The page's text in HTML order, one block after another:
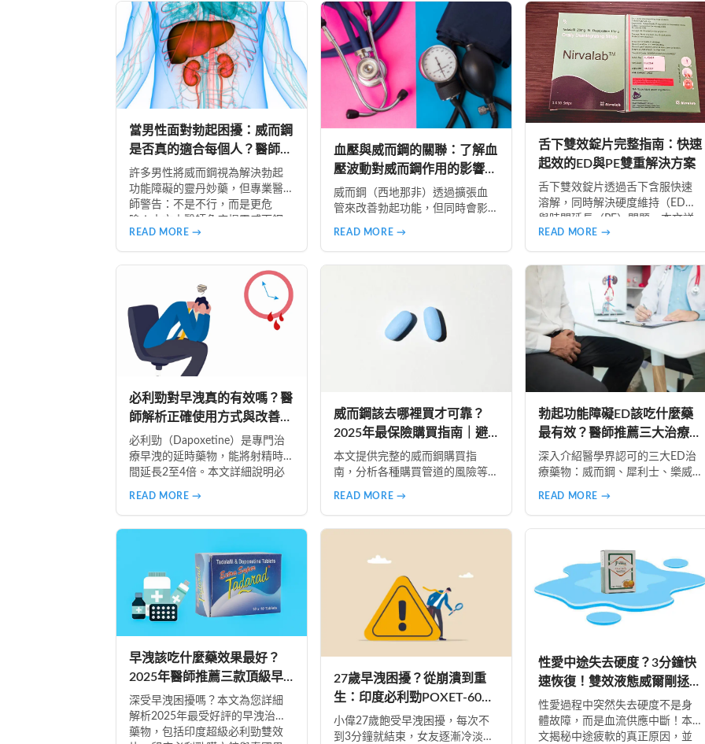
當男性面對勃起困擾：威而鋼
是否真的適合每個人？醫師揭
露最忌諱的三種體質
許多男性將威而鋼視為解決勃起
功能障礙的靈丹妙藥，但專業醫
師警告：不是不行，而是更危
險！本文由醫師角度揭露威而鋼
最忌諱的三種體質：心血管疾病
患者、中風病史者、嚴重肝腎功
能不全者。了解這些風險，掌握
安全使用原則，避免誤用造成健
READ MORE →
血壓與威而鋼的關聯：了解血
壓波動對威而鋼作用的影響與
安全使用指南
威而鋼（西地那非）透過擴張血
管來改善勃起功能，但同時會影
免與降壓藥物併用、從低劑量開
始等建議，幫助讀者在兼顧安全
READ MORE →
舌下雙效錠片完整指南：快速
起效的ED與PE雙重解決方案
舌下雙效錠片透過舌下含服快速
溶解，同時解決硬度維持（ED）
與時間延長（PE）問題。本文詳
細解析作用機制、使用時機、注
意事項、真偽辨識及好讚藥局的
安全購買指南，助您正確使用並
獲得最佳效果。
READ MORE →
必利勁對早洩真的有效嗎？醫
師解析正確使用方式與改善策
略
必利勁（Dapoxetine）是專門治
療早洩的延時藥物，能將射精時
間延長2至4倍。本文詳細說明必
並掌握雙效療法與生活調整的完
READ MORE →
威而鋼該去哪裡買才可靠？
2025年最保險購買指南｜避
開偽藥風險、安心選擇
本文提供完整的威而鋼購買指
南，分析各種購買管道的風險等
READ MORE →
勃起功能障礙ED該吃什麼藥
最有效？醫師推薦三大治療藥
物完整解析
深入介紹醫學界認可的三大ED治
療藥物：威而鋼、犀利士、樂威
READ MORE →
早洩該吃什麼藥效果最好？
2025年醫師推薦三款頂級早
洩治療藥物完整解析
深受早洩困擾嗎？本文為您詳細
解析2025年最受好評的早洩治療
藥物，包括印度超級必利勁雙效
27歲早洩困擾？從崩潰到重
生：印度必利勁POXET-60真
實經驗分享，撐過30分鐘的
秘密
小偉27歲飽受早洩困擾，每次不
到3分鐘就結束，女友逐漸冷淡。
性愛中途失去硬度？3分鐘快
速恢復！雙效液態威爾剛拯救
尷尬時刻
性愛過程中突然失去硬度不是身
體故障，而是血流供應中斷！本
文揭秘中途疲軟的真正原因，並